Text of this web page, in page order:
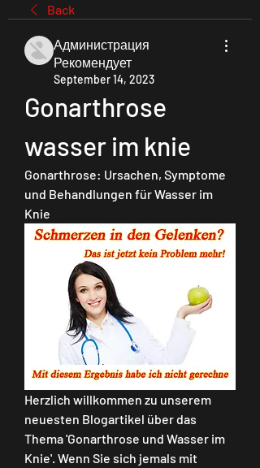
Back
Администрация
Рекомендует
September 14, 2023
Gonarthrose
wasser im knie
Gonarthrose: Ursachen, Symptome
und Behandlungen für Wasser im
Knie
Herzlich willkommen zu unserem
neuesten Blogartikel über das
Thema 'Gonarthrose und Wasser im
Knie'. Wenn Sie sich jemals mit